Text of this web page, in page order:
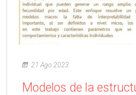
21 Ago 2023
Modelos de la